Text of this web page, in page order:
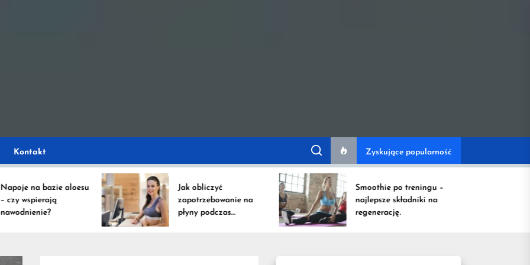
na temat napojów przydatnych na
Kontakt Zyskujące popularność
na bazie aloesu
Jak obliczyć
zapotrzebowanie na
płyny podczas
intensywnych
Smoothie po treningu –
najlepsze składniki na
regenerację.